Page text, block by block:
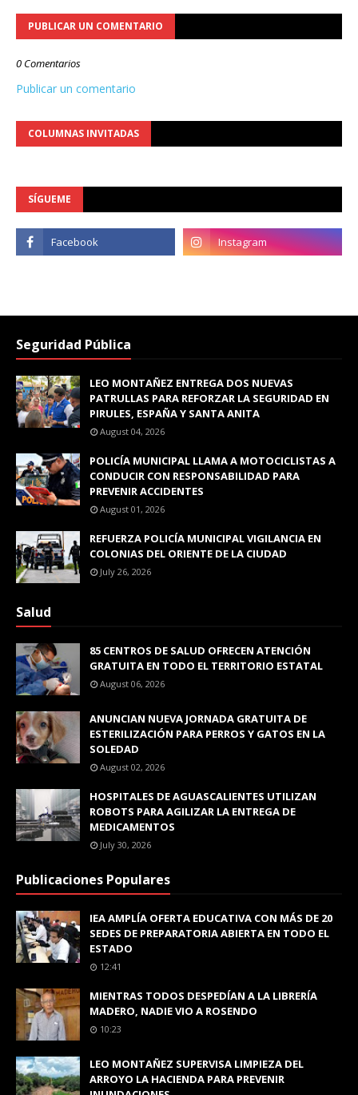
PUBLICAR UN COMENTARIO
0 Comentarios
Publicar un comentario
COLUMNAS INVITADAS
SÍGUEME
Seguridad Pública
LEO MONTAÑEZ ENTREGA DOS NUEVAS
PATRULLAS PARA REFORZAR LA SEGURIDAD EN
PIRULES, ESPAÑA Y SANTA ANITA
August 04, 2026
POLICÍA MUNICIPAL LLAMA A MOTOCICLISTAS A
CONDUCIR CON RESPONSABILIDAD PARA
PREVENIR ACCIDENTES
August 01, 2026
REFUERZA POLICÍA MUNICIPAL VIGILANCIA EN
COLONIAS DEL ORIENTE DE LA CIUDAD
July 26, 2026
Salud
85 CENTROS DE SALUD OFRECEN ATENCIÓN
GRATUITA EN TODO EL TERRITORIO ESTATAL
August 06, 2026
ANUNCIAN NUEVA JORNADA GRATUITA DE
ESTERILIZACIÓN PARA PERROS Y GATOS EN LA
SOLEDAD
August 02, 2026
HOSPITALES DE AGUASCALIENTES UTILIZAN
ROBOTS PARA AGILIZAR LA ENTREGA DE
MEDICAMENTOS
July 30, 2026
Publicaciones Populares
IEA AMPLÍA OFERTA EDUCATIVA CON MÁS DE 20
SEDES DE PREPARATORIA ABIERTA EN TODO EL
ESTADO
12:41
MIENTRAS TODOS DESPEDÍAN A LA LIBRERÍA
MADERO, NADIE VIO A ROSENDO
10:23
LEO MONTAÑEZ SUPERVISA LIMPIEZA DEL
ARROYO LA HACIENDA PARA PREVENIR